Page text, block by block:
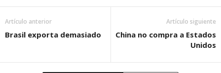
Artículo anterior
Brasil exporta demasiado
Artículo siguiente
China no compra a Estados
Unidos